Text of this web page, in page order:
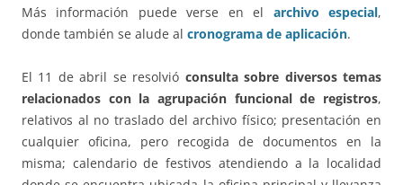
Más información puede verse en el archivo especial,
donde también se alude al cronograma de aplicación.
El 11 de abril se resolvió consulta sobre diversos temas
relacionados con la agrupación funcional de registros,
relativos al no traslado del archivo físico; presentación en
cualquier oficina, pero recogida de documentos en la
misma; calendario de festivos atendiendo a la localidad